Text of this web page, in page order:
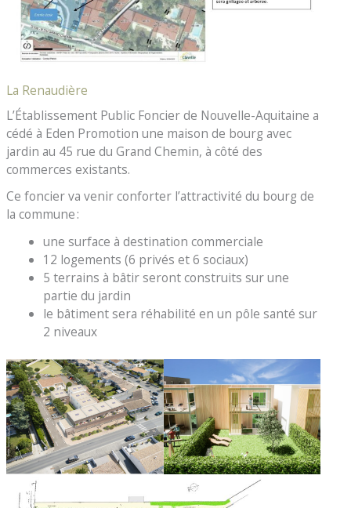
La Renaudière
L’Établissement Public Foncier de Nouvelle-Aquitaine a
cédé à Eden Promotion une maison de bourg avec
jardin au 45 rue du Grand Chemin, à côté des
commerces existants.
Ce foncier va venir conforter l’attractivité du bourg de
la commune :
une surface à destination commerciale
12 logements (6 privés et 6 sociaux)
5 terrains à bâtir seront construits sur une
partie du jardin
le bâtiment sera réhabilité en un pôle santé sur
2 niveaux